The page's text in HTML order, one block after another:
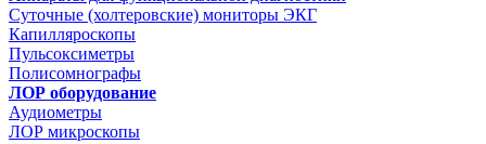
Суточные (холтеровские) мониторы ЭКГ
Капилляроскопы
Пульсоксиметры
Полисомнографы
ЛОР оборудование
Аудиометры
ЛОР микроскопы